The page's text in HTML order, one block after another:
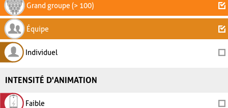
Grand groupe (> 100)
Équipe
Individuel
INTENSITÉ D'ANIMATION
Faible